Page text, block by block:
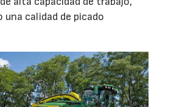
calidad de picado